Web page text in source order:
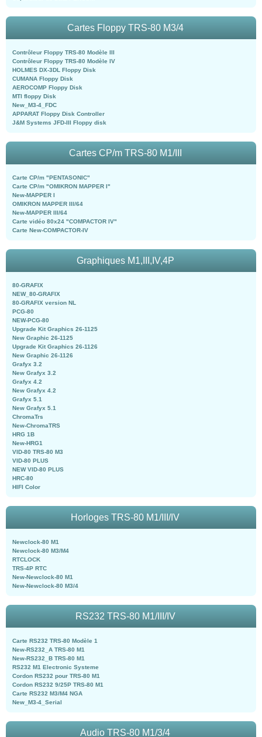
Cartes Floppy TRS-80 M3/4
Contrôleur Floppy TRS-80 Modèle III
Contrôleur Floppy TRS-80 Modèle IV
HOLMES DX-3DL Floppy Disk
CUMANA Floppy Disk
AEROCOMP Floppy Disk
MTI floppy Disk
New_M3-4_FDC
APPARAT Floppy Disk Controller
J&M Systems JFD-III Floppy disk
Cartes CP/m TRS-80 M1/III
Carte CP/m "PENTASONIC"
Carte CP/m "OMIKRON MAPPER I"
New-MAPPER I
OMIKRON MAPPER III/64
New-MAPPER III/64
Carte vidéo 80x24 "COMPACTOR IV"
Carte New-COMPACTOR-IV
Graphiques M1,III,IV,4P
80-GRAFIX
NEW_80-GRAFIX
80-GRAFIX version NL
PCG-80
NEW-PCG-80
Upgrade Kit Graphics 26-1125
New Graphic 26-1125
Upgrade Kit Graphics 26-1126
New Graphic 26-1126
Grafyx 3.2
New Grafyx 3.2
Grafyx 4.2
New Grafyx 4.2
Grafyx 5.1
New Grafyx 5.1
ChromaTrs
New-ChromaTRS
HRG 1B
New-HRG1
VID-80 TRS-80 M3
VID-80 PLUS
NEW VID-80 PLUS
HRC-80
HIFI Color
Horloges TRS-80 M1/III/IV
Newclock-80 M1
Newclock-80 M3/M4
RTCLOCK
TRS-4P RTC
New-Newclock-80 M1
New-Newclock-80 M3/4
RS232 TRS-80 M1/III/IV
Carte RS232 TRS-80 Modèle 1
New-RS232_A TRS-80 M1
New-RS232_B TRS-80 M1
RS232 M1 Electronic Systeme
Cordon RS232 pour TRS-80 M1
Cordon RS232 9/25P TRS-80 M1
Carte RS232 M3/M4 NGA
New_M3-4_Serial
Audio TRS-80 M1/3/4